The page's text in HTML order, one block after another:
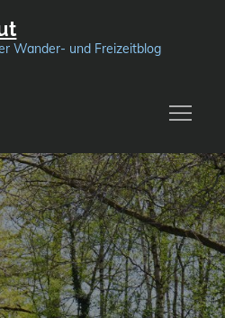
Wander- und Freizeitblog